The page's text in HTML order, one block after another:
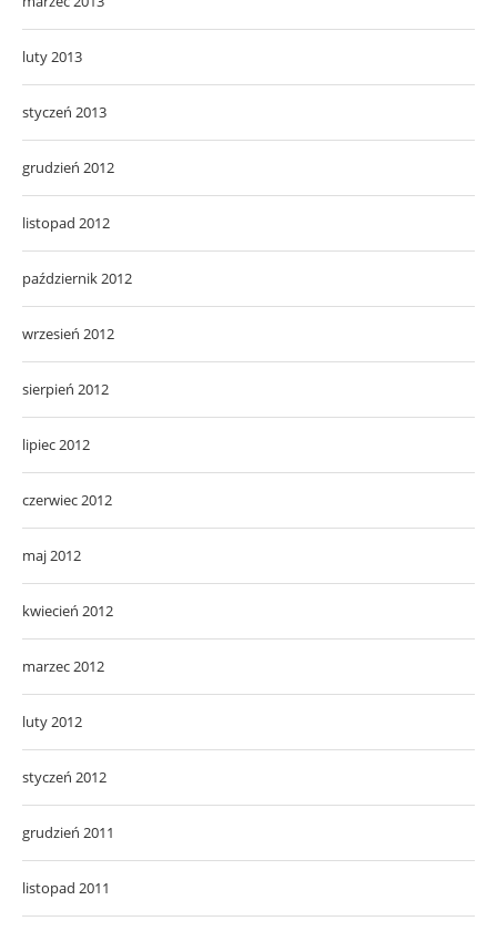
luty 2013
styczeń 2013
grudzień 2012
listopad 2012
październik 2012
wrzesień 2012
sierpień 2012
lipiec 2012
czerwiec 2012
maj 2012
kwiecień 2012
marzec 2012
luty 2012
styczeń 2012
grudzień 2011
listopad 2011